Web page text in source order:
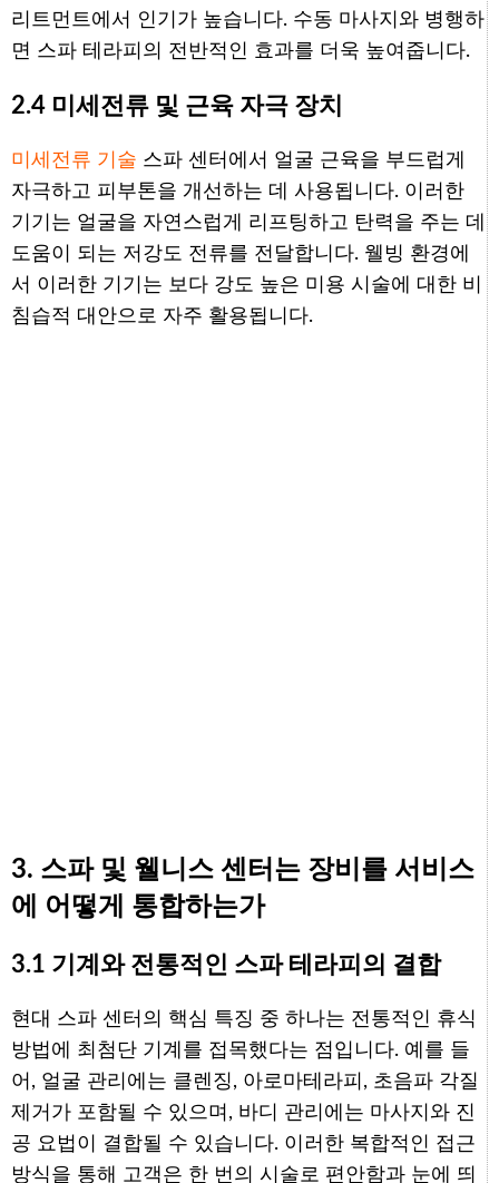
리트먼트에서 인기가 높습니다. 수동 마사지와 병행하
면 스파 테라피의 전반적인 효과를 더욱 높여줍니다.
2.4 미세전류 및 근육 자극 장치
미세전류 기술 스파 센터에서 얼굴 근육을 부드럽게
자극하고 피부톤을 개선하는 데 사용됩니다. 이러한
기기는 얼굴을 자연스럽게 리프팅하고 탄력을 주는 데
도움이 되는 저강도 전류를 전달합니다. 웰빙 환경에
서 이러한 기기는 보다 강도 높은 미용 시술에 대한 비
침습적 대안으로 자주 활용됩니다.
3. 스파 및 웰니스 센터는 장비를 서비스
에 어떻게 통합하는가
3.1 기계와 전통적인 스파 테라피의 결합
현대 스파 센터의 핵심 특징 중 하나는 전통적인 휴식
방법에 최첨단 기계를 접목했다는 점입니다. 예를 들
어, 얼굴 관리에는 클렌징, 아로마테라피, 초음파 각질
제거가 포함될 수 있으며, 바디 관리에는 마사지와 진
공 요법이 결합될 수 있습니다. 이러한 복합적인 접근
방식을 통해 고객은 한 번의 시술로 편안함과 눈에 띄